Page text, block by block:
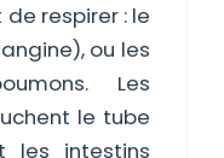
respirer : le
ou les
Les
le tube
les intestins